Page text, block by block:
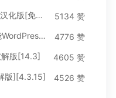
费持续更新]
5134 赞
[汉化版3.1.95]
4776 赞
版[14.3]
4605 赞
版][4.3.15]
4526 赞